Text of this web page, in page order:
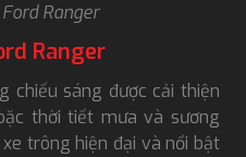
Ranger
Ranger
chiếu sáng được cải thiện
thời tiết mưa và sương
trông hiện đại và nổi bật